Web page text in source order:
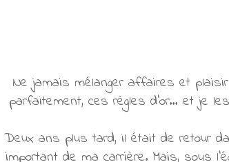
Ne jamais mélanger affaires et
parfaitement, ces règles d’or… et je
Deux ans plus tard, il était de retour
important de ma carrière. Mais, sous